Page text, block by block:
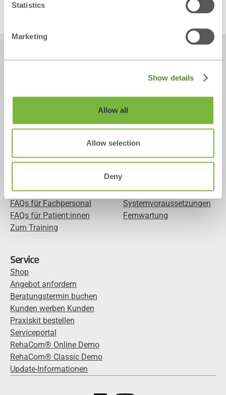
Statistics
Marketing
Show details
Allow all
Allow selection
Deny
RehaCom®
Therapiemodule
Mediathek
FAQs für Fachpersonal
FAQs für Patient:innen
Zum Training
Ressourcen
Trust Center
Systemvoraussetzungen
Fernwartung
Service
Shop
Angebot anfordern
Beratungstermin buchen
Kunden werben Kunden
Praxiskit bestellen
Serviceportal
RehaCom® Online Demo
RehaCom® Classic Demo
Update-Informationen